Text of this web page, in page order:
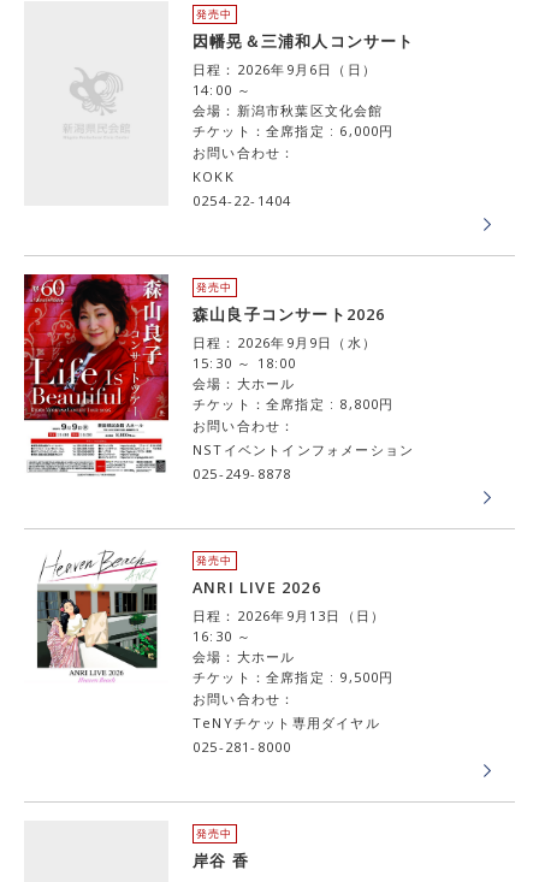
発売中
因幡晃＆三浦和人コンサート
日程：2026年9月6日（日）
14:00 ～
会場：新潟市秋葉区文化会館
チケット：全席指定 : 6,000円
お問い合わせ：
KOKK
0254-22-1404
発売中
森山良子コンサート2026
日程：2026年9月9日（水）
15:30 ～ 18:00
会場：大ホール
チケット：全席指定 : 8,800円
お問い合わせ：
NSTイベントインフォメーション
025-249-8878
発売中
ANRI LIVE 2026
日程：2026年9月13日（日）
16:30 ～
会場：大ホール
チケット：全席指定 : 9,500円
お問い合わせ：
TeNYチケット専用ダイヤル
025-281-8000
発売中
岸谷 香